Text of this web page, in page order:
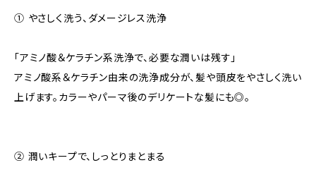
① やさしく洗う、ダメージレス洗浄
「アミノ酸＆ケラチン系洗浄で、必要な潤いは残す」
アミノ酸系＆ケラチン由来の洗浄成分が、髪や頭皮をやさしく洗い
上げます。カラーやパーマ後のデリケートな髪にも◎。
② 潤いキープで、しっとりまとまる